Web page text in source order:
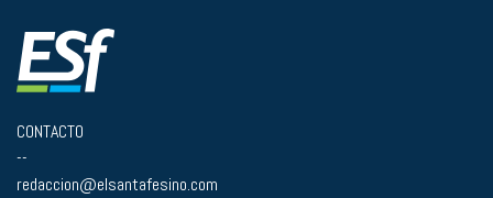
CONTACTO
--
redaccion@elsantafesino.com